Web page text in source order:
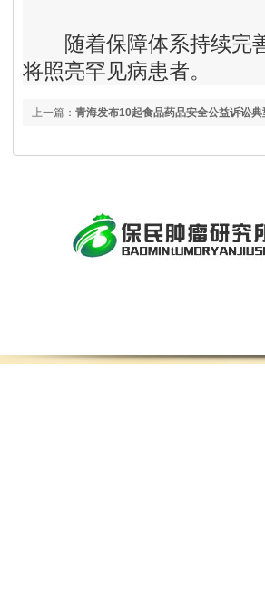
随着保障体系持续完善
将照亮罕见病患者。
上一篇： 青海发布10起食品药品安全公益诉讼典